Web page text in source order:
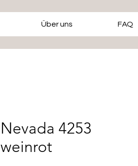
Über uns FAQ
Nevada 4253
weinrot